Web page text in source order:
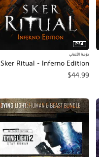
Sker Ritual - Inferno Edition
PS4
حزمة الألعاب
$44.99